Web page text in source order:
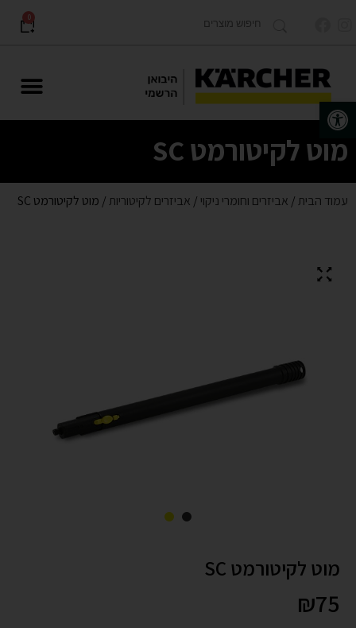
פתח סרגל נגישות
0
מוט לקיטורמט SC
עמוד הבית/ אביזרים וחומרי ניקוי / אביזרים לקיטוריות/ מוט לקיטורמט SC
מוט לקיטורמט SC
₪75